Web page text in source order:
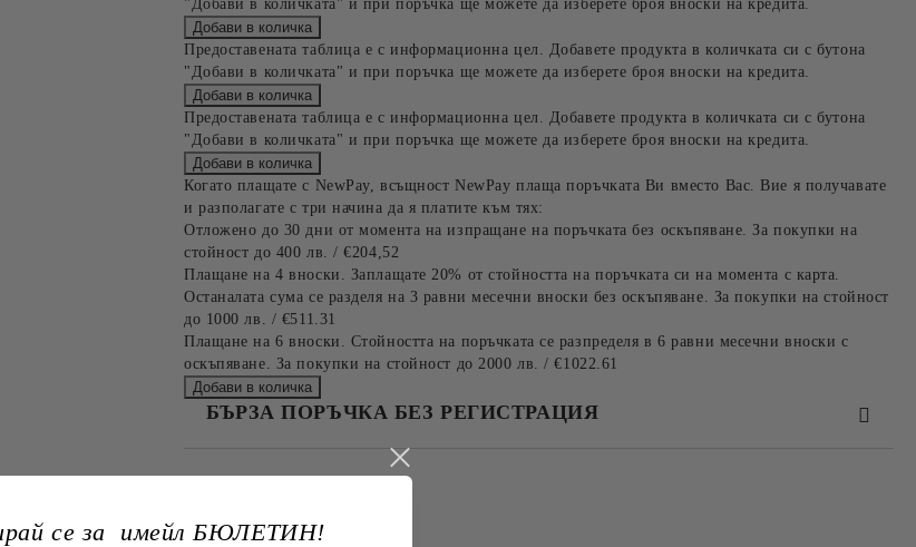
"Добави в количката" и при поръчка ще можете да изберете броя вноски на кредита.
Предоставената таблица е с информационна цел. Добавете продукта в количката си с бутона
"Добави в количката" и при поръчка ще можете да изберете броя вноски на кредита.
Предоставената таблица е с информационна цел. Добавете продукта в количката си с бутона
"Добави в количката" и при поръчка ще можете да изберете броя вноски на кредита.
Когато плащате с NewPay, всъщност NewPay плаща поръчката Ви вместо Вас. Вие я получавате
и разполагате с три начина да я платите към тях:
Отложено до 30 дни от момента на изпращане на поръчката без оскъпяване. За покупки на
стойност до 400 лв. / €204,52
Плащане на 4 вноски. Заплащате 20% от стойността на поръчката си на момента с карта.
Останалата сума се разделя на 3 равни месечни вноски без оскъпяване. За покупки на стойност
до 1000 лв. / €511.31
Плащане на 6 вноски. Стойността на поръчката се разпределя в 6 равни месечни вноски с
оскъпяване. За покупки на стойност до 2000 лв. / €1022.61
БЪРЗА ПОРЪЧКА БЕЗ РЕГИСТРАЦИЯ
САМО ПОПЪЛНЕТЕ 4 ПОЛЕТА
се за имейл БЮЛЕТИН!